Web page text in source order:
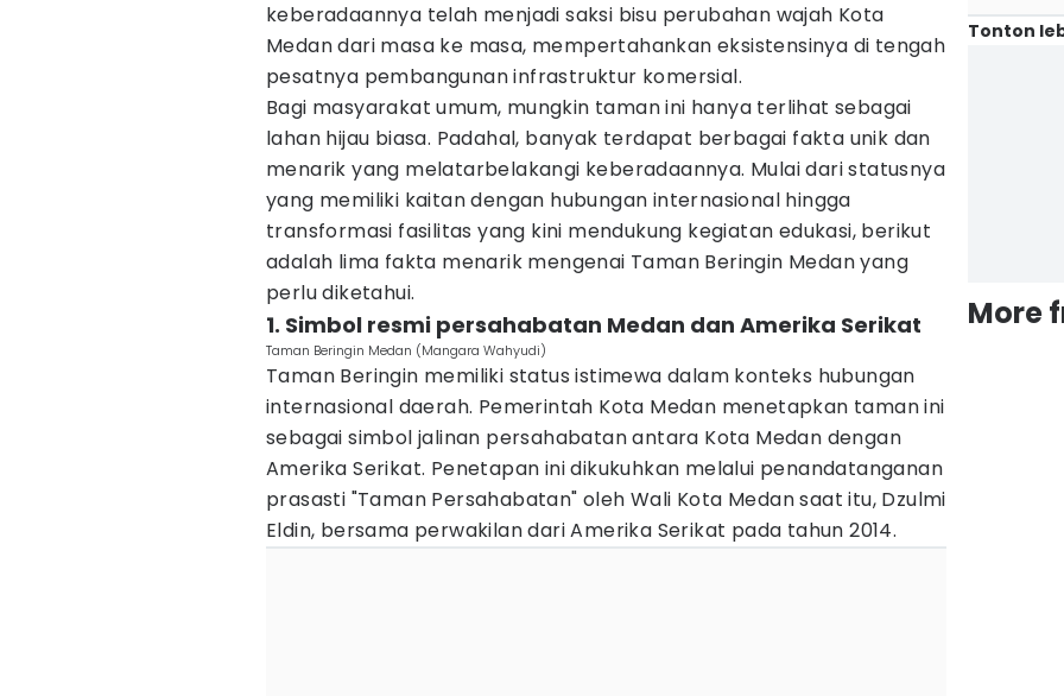
keberadaannya telah menjadi saksi bisu perubahan wajah Kota
Medan dari masa ke masa, mempertahankan eksistensinya di tengah
pesatnya pembangunan infrastruktur komersial.
Bagi masyarakat umum, mungkin taman ini hanya terlihat sebagai
lahan hijau biasa. Padahal, banyak terdapat berbagai fakta unik dan
menarik yang melatarbelakangi keberadaannya. Mulai dari statusnya
yang memiliki kaitan dengan hubungan internasional hingga
transformasi fasilitas yang kini mendukung kegiatan edukasi, berikut
adalah lima fakta menarik mengenai Taman Beringin Medan yang
perlu diketahui.
1. Simbol resmi persahabatan Medan dan Amerika Serikat
Taman Beringin Medan (Mangara Wahyudi)
Taman Beringin memiliki status istimewa dalam konteks hubungan
internasional daerah. Pemerintah Kota Medan menetapkan taman ini
sebagai simbol jalinan persahabatan antara Kota Medan dengan
Amerika Serikat. Penetapan ini dikukuhkan melalui penandatanganan
prasasti "Taman Persahabatan" oleh Wali Kota Medan saat itu, Dzulmi
Eldin, bersama perwakilan dari Amerika Serikat pada tahun 2014.
Tonton
More